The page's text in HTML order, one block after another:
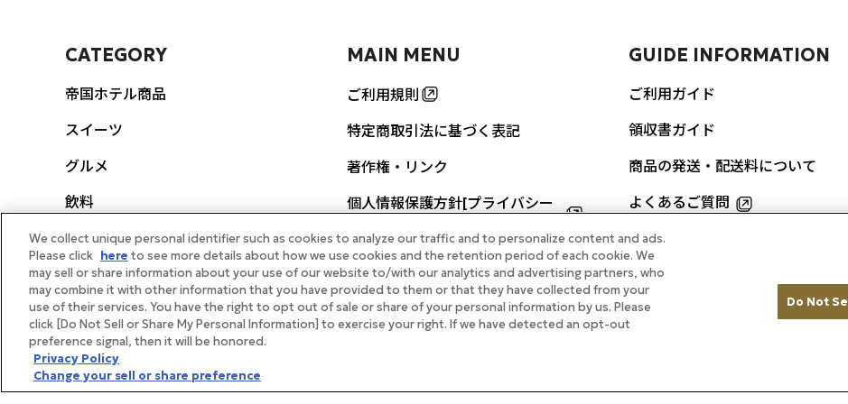
CATEGORY
帝国ホテル商品
スイーツ
グルメ
飲料
生活雑貨
スヌーピー
ギフト券
体験・イベント
ギフト向け商品
MAIN MENU
ご利用規則
特定商取引法に基づく表記
著作権・リンク
個人情報保護方針[プライバシー
FEATURES
帝国ホテルのカレーをご自宅で
GUIDE INFORMATION
ご利用ガイド
領収書ガイド
商品の発送・配送料について
よくあるご質問
お問い合わせ
We collect unique personal identifier such as cookies to analyze our traffic and to personalize content and ads.
Please click here to see more details about how we use cookies and the retention period of each cookie. We
may sell or share information about your use of our website to/with our analytics and advertising partners, who
may combine it with other information that you have provided to them or that they have collected from your
use of their services. You have the right to opt out of sale or share of your personal information by us. Please
click [Do Not Sell or Share My Personal Information] to exercise your right. If we have detected an opt-out
preference signal, then it will be honored.
Privacy Policy
Change your sell or share preference
Do Not